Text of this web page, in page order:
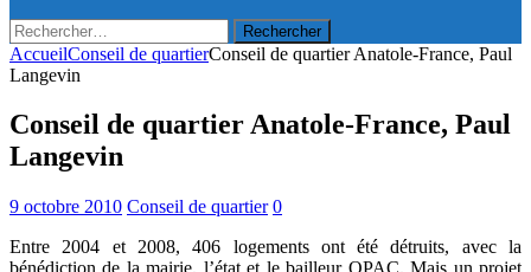
Rechercher :
AccueilConseil de quartierConseil de quartier Anatole-France, Paul
Langevin
Conseil de quartier Anatole-France, Paul
Langevin
9 octobre 2010 Conseil de quartier 0
Entre 2004 et 2008, 406 logements ont été détruits, avec la